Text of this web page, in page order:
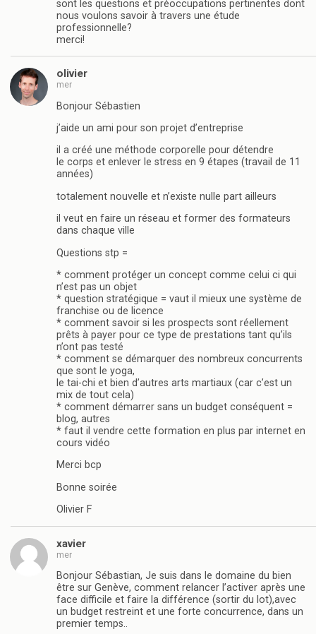
sont les questions et préoccupations pertinentes dont
nous voulons savoir à travers une étude
professionnelle?
merci!
olivier
mer
Bonjour Sébastien
j’aide un ami pour son projet d’entreprise
il a créé une méthode corporelle pour détendre
le corps et enlever le stress en 9 étapes (travail de 11
années)
totalement nouvelle et n’existe nulle part ailleurs
il veut en faire un réseau et former des formateurs
dans chaque ville
Questions stp =
* comment protéger un concept comme celui ci qui
n’est pas un objet
* question stratégique = vaut il mieux une système de
franchise ou de licence
* comment savoir si les prospects sont réellement
prêts à payer pour ce type de prestations tant qu’ils
n’ont pas testé
* comment se démarquer des nombreux concurrents
que sont le yoga,
le tai-chi et bien d’autres arts martiaux (car c’est un
mix de tout cela)
* comment démarrer sans un budget conséquent =
blog, autres
* faut il vendre cette formation en plus par internet en
cours vidéo
Merci bcp
Bonne soirée
Olivier F
xavier
mer
Bonjour Sébastian, Je suis dans le domaine du bien
être sur Genève, comment relancer l’activer après une
face difficile et faire la différence (sortir du lot),avec
un budget restreint et une forte concurrence, dans un
premier temps..